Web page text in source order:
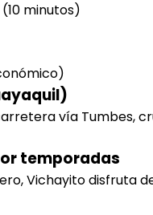
minutos)
vía Tumbes,
temporadas
Vichayito disfruta